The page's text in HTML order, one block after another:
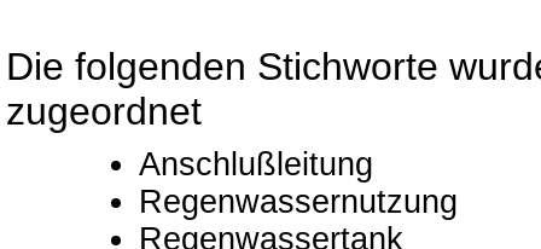
Die folgenden Stichworte
zugeordnet
Anschlußleitung
Regenwassernutzung
Regenwassertank